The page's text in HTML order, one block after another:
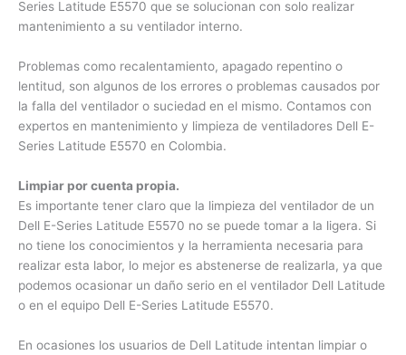
Hay daños o problemas de los computadores portátiles Dell
E-Series Latitude E5570 que se solucionan con solo realizar
Problemas como recalentamiento, apagado repentino o
lentitud, son algunos de los errores o problemas causados
por la falla del ventilador o suciedad en el mismo. Contamos
con expertos en mantenimiento y limpieza de ventiladores
Limpiar por cuenta propia.
Es importante tener claro que la limpieza del ventilador de un
Dell E-Series Latitude E5570 no se puede tomar a la ligera.
Si no tiene los conocimientos y la herramienta necesaria
para realizar esta labor, lo mejor es abstenerse de realizarla,
ya que podemos ocasionar un daño serio en el ventilador